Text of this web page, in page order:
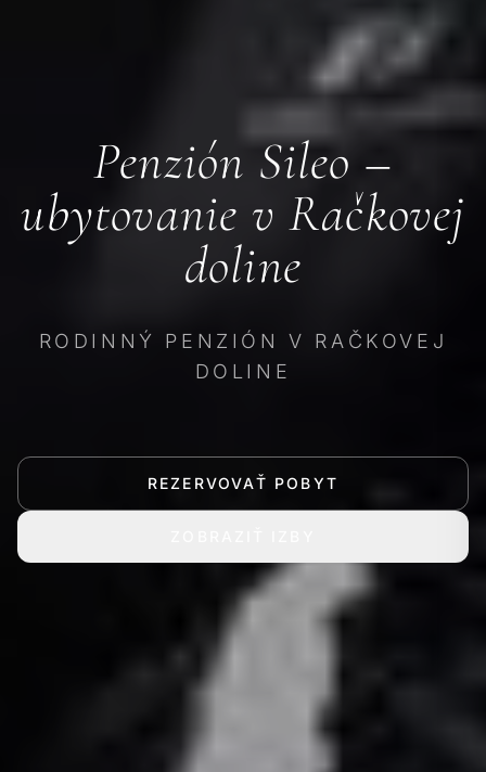
Penzión Sileo –
ubytovanie v Račkovej
doline
RODINNÝ PENZIÓN V RAČKOVEJ
DOLINE
REZERVOVAŤ POBYT